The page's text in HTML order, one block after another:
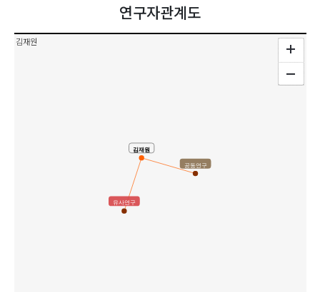
연구자관계도
김재원
김재원
공동연구
유사연구